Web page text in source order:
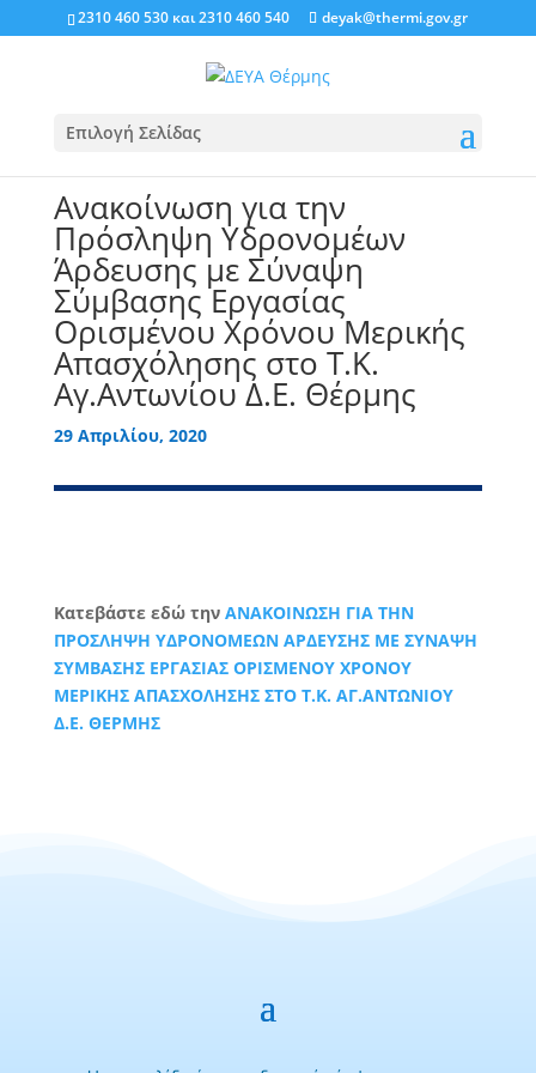
2310 460 530 και2310 460 540 deyak@thermi.gov.gr
Επιλογή Σελίδας
Ανακοίνωση για την
Πρόσληψη Υδρονομέων
Άρδευσης με Σύναψη
Σύμβασης Εργασίας
Ορισμένου Χρόνου Μερικής
Απασχόλησης στο Τ.Κ.
Αγ.Αντωνίου Δ.Ε. Θέρμης
29 Απριλίου, 2020
Κατεβάστε εδώ την ΑΝΑΚΟΙΝΩΣΗ ΓΙΑ ΤΗΝ
ΠΡΟΣΛΗΨΗ ΥΔΡΟΝΟΜΕΩΝ ΑΡΔΕΥΣΗΣ ΜΕ ΣΥΝΑΨΗ
ΣΥΜΒΑΣΗΣ ΕΡΓΑΣΙΑΣ ΟΡΙΣΜΕΝΟΥ ΧΡΟΝΟΥ
ΜΕΡΙΚΗΣ ΑΠΑΣΧΟΛΗΣΗΣ ΣΤΟ Τ.Κ. ΑΓ.ΑΝΤΩΝΙΟΥ
Δ.Ε. ΘΕΡΜΗΣ